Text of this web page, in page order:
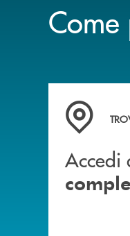
Come
Accedi all'
Accedi